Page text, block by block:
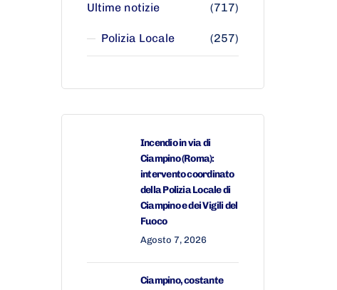
Ultime notizie (717)
Polizia Locale (257)
Incendio in via di
Ciampino (Roma):
intervento coordinato
della Polizia Locale di
Ciampino e dei Vigili del
Fuoco
Agosto 7, 2026
Ciampino, costante